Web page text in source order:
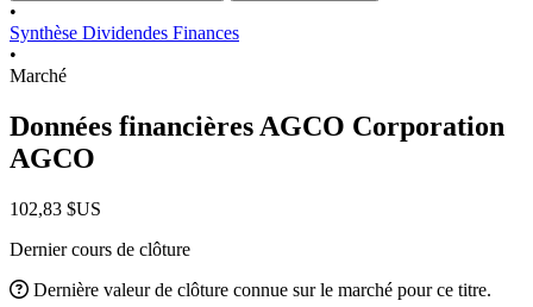
•
Synthèse Dividendes Finances
•
Marché
Données financières AGCO Corporation
AGCO
102,83 $US
Dernier cours de clôture
Dernière valeur de clôture connue sur le marché pour ce titre.